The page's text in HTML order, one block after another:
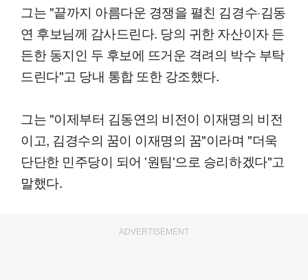
그는 "끝까지 아름다운 경쟁을 펼친 김경수·김동
연 후보님께 감사드린다. 당의 귀한 자산이자 든
든한 동지인 두 후보에 뜨거운 격려의 박수 부탁
드린다"고 당내 통합 또한 강조했다.
그는 "이제부터 김동연의 비전이 이재명의 비전
이고, 김경수의 꿈이 이재명의 꿈"이라며 "더욱
단단한 민주당이 되어 '원팀'으로 승리하겠다"고
말했다.
ADVERTISEMENT